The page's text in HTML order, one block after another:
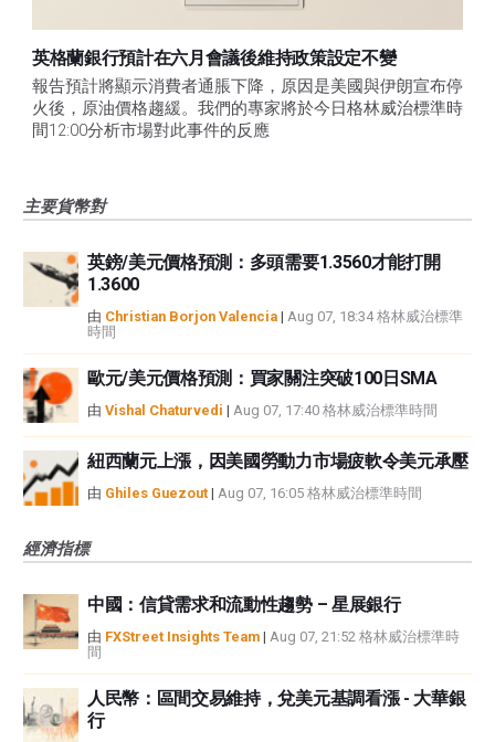
英格蘭銀行預計在六月會議後維持政策設定不變
報告預計將顯示消費者通脹下降，原因是美國與伊朗宣布停
火後，原油價格趨緩。我們的專家將於今日格林威治標準時
間12:00分析市場對此事件的反應
主要貨幣對
英鎊/美元價格預測：多頭需要1.3560才能打開
1.3600
由 Christian Borjon Valencia | Aug 07, 18:34 格林威治標準
時間
歐元/美元價格預測：買家關注突破100日SMA
由 Vishal Chaturvedi | Aug 07, 17:40 格林威治標準時間
紐西蘭元上漲，因美國勞動力市場疲軟令美元承壓
由 Ghiles Guezout | Aug 07, 16:05 格林威治標準時間
經濟指標
中國：信貸需求和流動性趨勢 – 星展銀行
由 FXStreet Insights Team | Aug 07, 21:52 格林威治標準時
間
人民幣：區間交易維持，兌美元基調看漲 - 大華銀
行